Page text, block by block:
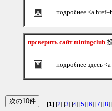
подробнее <a
проверить сайт miningclub
подробнее здесь
[1] [2] [3] [4] [5] [6] [7] [8] [